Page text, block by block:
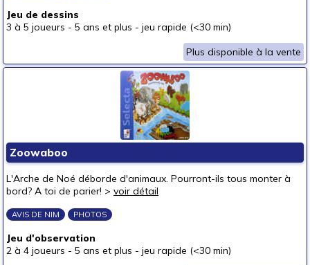
Jeu de dessins
3 à 5 joueurs - 5 ans et plus - jeu rapide (<30 min)
Plus disponible à la vente
Zoowaboo
L'Arche de Noé déborde d'animaux. Pourront-ils tous monter à
bord? A toi de parier! > voir détail
AVIS DE NIM PHOTOS
Jeu d'observation
2 à 4 joueurs - 5 ans et plus - jeu rapide (<30 min)